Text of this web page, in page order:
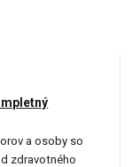
a osoby so
zdravotného